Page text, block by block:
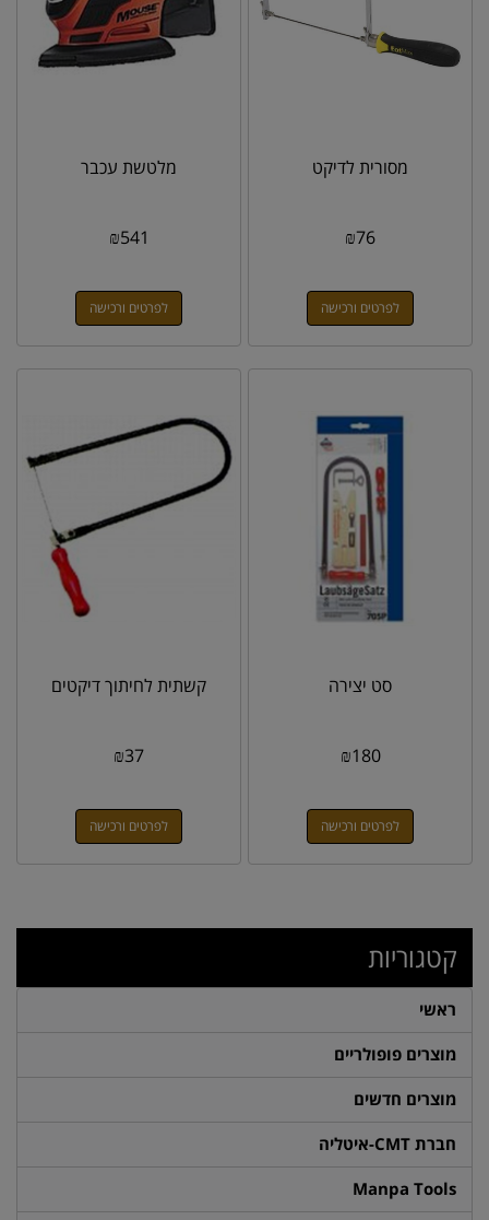
מסורית לדיקט
₪76
לפרטים ורכישה
מלטשת עכבר
₪541
לפרטים ורכישה
סט יצירה
₪180
לפרטים ורכישה
קשתית לחיתוך דיקטים
₪37
לפרטים ורכישה
קטגוריות
ראשי
מוצרים פופולריים
מוצרים חדשים
חברת CMT-איטליה
Manpa Tools